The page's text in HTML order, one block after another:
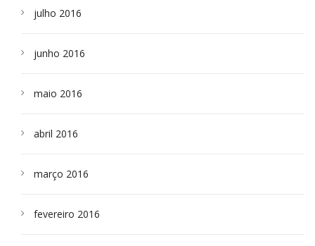
julho 2016
junho 2016
maio 2016
abril 2016
março 2016
fevereiro 2016